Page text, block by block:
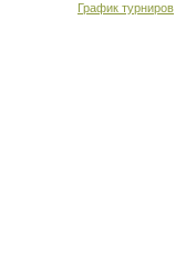
График турниров